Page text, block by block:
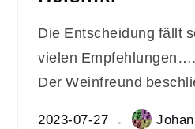
Die Entscheidung fällt
vielen
Der Weinfreund
2023-07-27